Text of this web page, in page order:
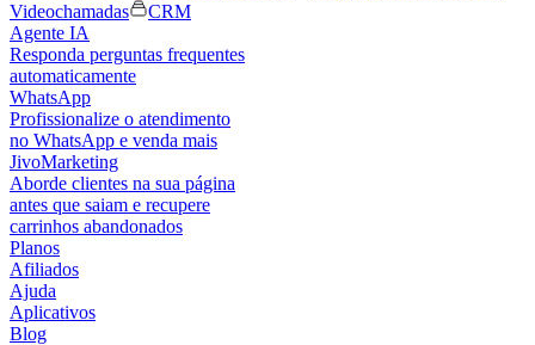
Videochamadas
CRM
Agente IA
Responda perguntas frequentes
automaticamente
WhatsApp
Profissionalize o atendimento
no WhatsApp e venda mais
JivoMarketing
Aborde clientes na sua página
antes que saiam e recupere
carrinhos abandonados
Planos
Afiliados
Ajuda
Aplicativos
Blog